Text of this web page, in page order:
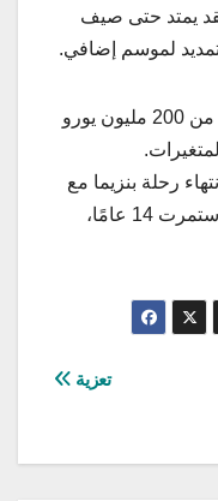
يمتد حتى صيف
وقال رومانو أن راتب بنزيما يقترب من 200 مليون يورو
رحلة بنزيما مع
الميرنغي بشكل رسمي، بعد رحلة استمرت 14 عامًا،
تعزية